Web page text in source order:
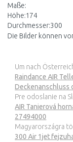
Maße:
Höhe:174
Durchmesser:300
Die Bilder können
Um nach
Raindance AIR
Deckenanschluss
Pre odoslanie na
AIR Tanierová
27494000
Magyarországra
300 Air 1jet